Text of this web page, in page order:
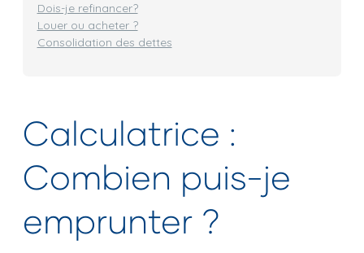
Dois-je refinancer?
Louer ou acheter ?
Consolidation des dettes
Calculatrice :
Combien puis-je
emprunter ?